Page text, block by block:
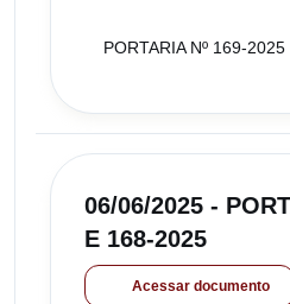
PORTARIA Nº 169-2025
06/06/2025 -
E 168-2025
Acessar documento